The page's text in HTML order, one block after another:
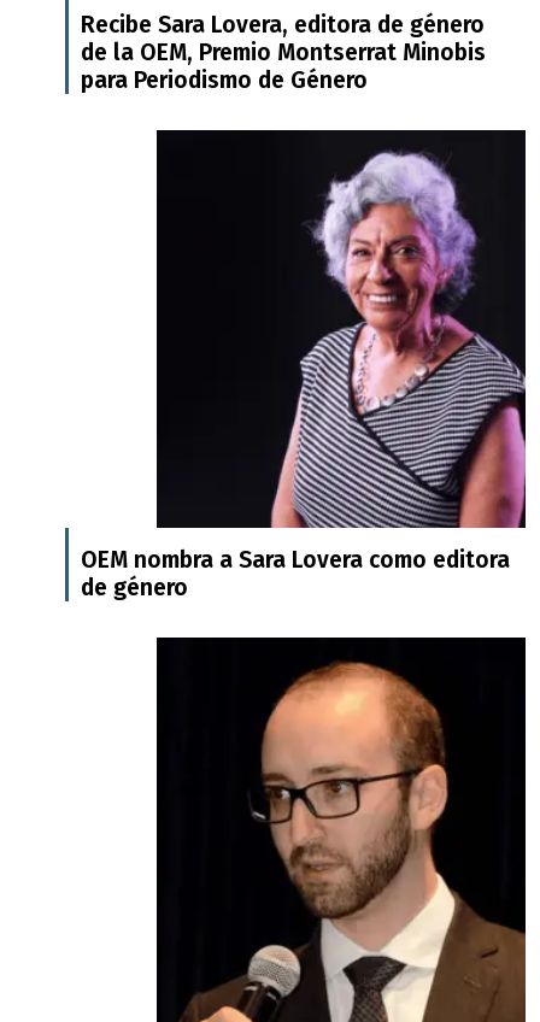
Recibe Sara Lovera, editora de género
de la OEM, Premio Montserrat Minobis
para Periodismo de Género
OEM nombra a Sara Lovera como editora
de género